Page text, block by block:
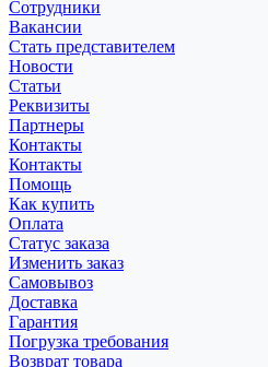
Сотрудники
Вакансии
Стать представителем
Новости
Статьи
Реквизиты
Партнеры
Контакты
Контакты
Помощь
Как купить
Оплата
Статус заказа
Изменить заказ
Самовывоз
Доставка
Гарантия
Погрузка требования
Возврат товара